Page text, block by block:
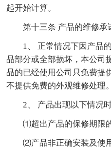
起开始计算。
第十三条 产品的维修承
1、 正常情况下因产品
品部分或全部损坏，本公司
品的已经使用公司只免费提
不提供免费的外观维修处理。
2、 产品出现以下情况
⑴超出产品的保修期限
⑵产品非正确安装及使